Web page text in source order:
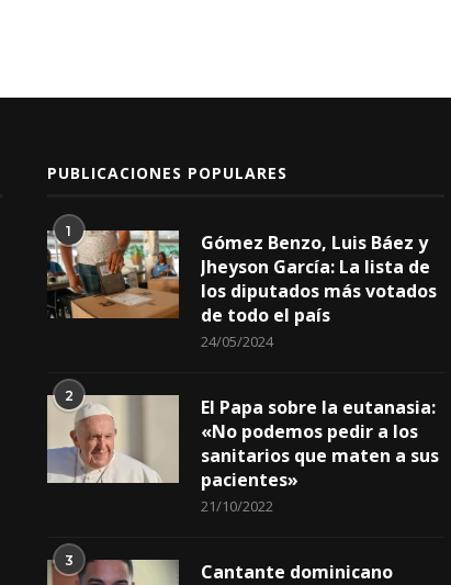
PUBLICACIONES POPULARES
1
Gómez Benzo, Luis Báez y
Jheyson García: La lista de
los diputados más votados
de todo el país
24/05/2024
2
El Papa sobre la eutanasia:
«No podemos pedir a los
sanitarios que maten a sus
pacientes»
21/10/2022
3
Cantante dominicano